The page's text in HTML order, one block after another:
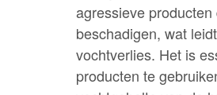
agressieve
beschadigen, wat
vochtverlies. Het is
producten te